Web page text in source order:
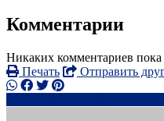
Комментарии
Никаких комментариев
Печать
Отправить